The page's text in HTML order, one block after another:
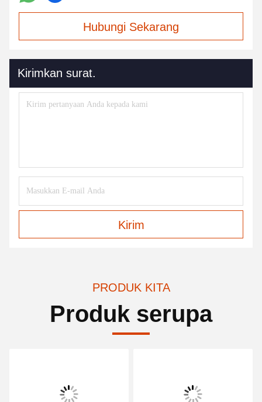
Hubungi Sekarang
Kirimkan surat.
Kirim
PRODUK KITA
Produk serupa